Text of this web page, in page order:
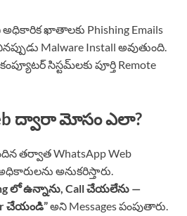
ఖాతాలకు Phishing Emails
Malware Install అవుతుంది.
సిస్టమ్‌లకు పూర్తి Remote
ద్వారా మోసం ఎలా?
తర్వాత WhatsApp Web
అనుకరిస్తారు.
లో ఉన్నాను, Call చేయలేను —
చేయండి”అని Messages పంపుతారు.